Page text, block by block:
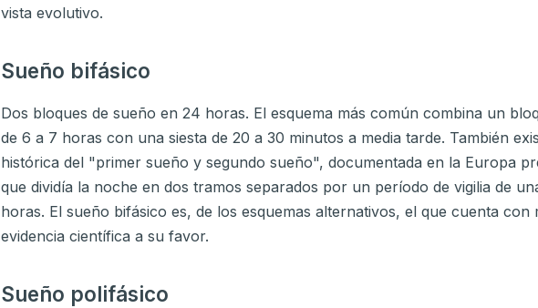
vista evolutivo.
Sueño bifásico
Dos bloques de sueño en 24 horas. El esquema más común combina un
de 6 a 7 horas con una siesta de 20 a 30 minutos a media tarde. También
histórica del "primer sueño y segundo sueño", documentada en la Europa
que dividía la noche en dos tramos separados por un período de vigilia de
horas. El sueño bifásico es, de los esquemas alternativos, el que cuenta con
evidencia científica a su favor.
Sueño polifásico